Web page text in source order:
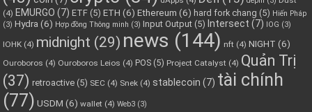
(4) EMURGO (7) ETF (5) ETH (6) Ethereum (6) hard fork chang (5) Hiến Pháp
(3) Hydra (6) Hợp đồng Thông minh (3) Input Output (5) Intersect (7) IOG (3)
IOHK (4) midnight (29) news (144) nft (4) NIGHT (6)
Ouroboros (4) Ouroboros Leios (4) POS (5) Project Catalyst (4) Quản Trị
(37) retroactive (5) SEC (4) Snek (4) stablecoin (7) tài chính
(77) USDM (6) wallet (4) Web3 (3)